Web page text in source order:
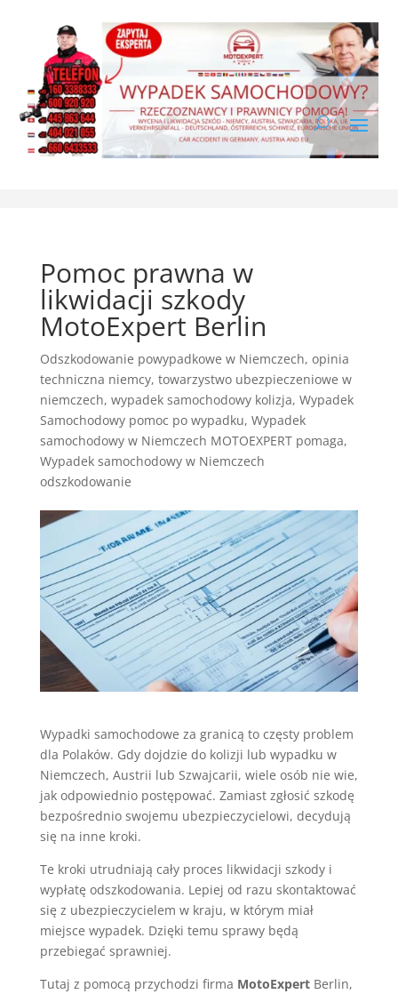
Pomoc prawna w
likwidacji szkody
MotoExpert Berlin
Odszkodowanie powypadkowe w Niemczech, opinia
techniczna niemcy, towarzystwo ubezpieczeniowe w
niemczech, wypadek samochodowy kolizja, Wypadek
Samochodowy pomoc po wypadku, Wypadek
samochodowy w Niemczech MOTOEXPERT pomaga,
Wypadek samochodowy w Niemczech
odszkodowanie
Wypadki samochodowe za granicą to częsty problem
dla Polaków. Gdy dojdzie do kolizji lub wypadku w
Niemczech, Austrii lub Szwajcarii, wiele osób nie wie,
jak odpowiednio postępować. Zamiast zgłosić szkodę
bezpośrednio swojemu ubezpieczycielowi, decydują
się na inne kroki.
Te kroki utrudniają cały proces likwidacji szkody i
wypłatę odszkodowania. Lepiej od razu skontaktować
się z ubezpieczycielem w kraju, w którym miał
miejsce wypadek. Dzięki temu sprawy będą
przebiegać sprawniej.
Tutaj z pomocą przychodzi firma MotoExpertBerlin,